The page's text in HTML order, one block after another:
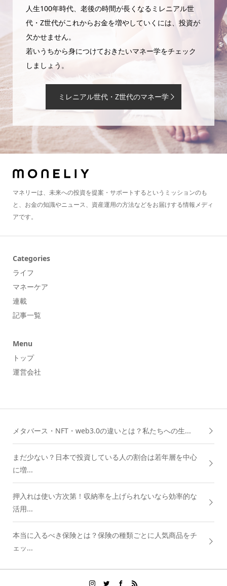
人生100年時代、老後の時間が長くなるミレニアル世
代・Z世代がこれからお金を増やしていくには、投資が
欠かせません。
若いうちから身につけておきたいマネー学をチェック
しましょう。
ミレニアル世代・Z世代のマネー学
マネリーは、未来への投資を提案・サポートするというミッションのも
と、お金の知識やニュース、資産運用の方法などをお届けする情報メディ
アです。
Categories
ライフ
マネーケア
連載
記事一覧
Menu
トップ
運営会社
メタバース・NFT・web3.0の違いとは？私たちへの生...
まだ少ない？日本で投資している人の割合は若年層を中心
に増...
押入れは使い方次第！収納率を上げられないなら効率的な
活用...
本当に入るべき保険とは？保険の種類ごとに人気商品をチ
ェッ...